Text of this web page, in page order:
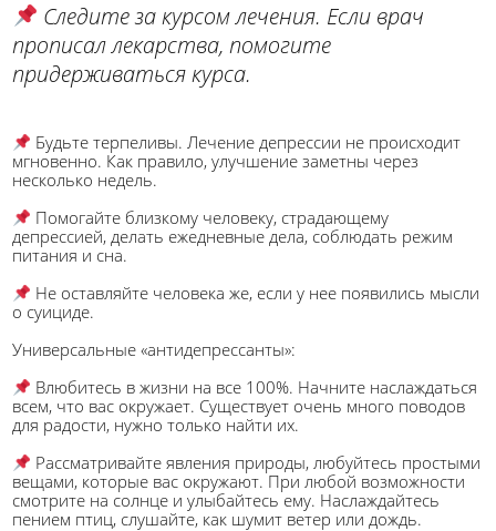
Следите за курсом лечения. Если врач
прописал лекарства, помогите
придерживаться курса.
Будьте терпеливы. Лечение депрессии не происходит
мгновенно. Как правило, улучшение заметны через
несколько недель.
Помогайте близкому человеку, страдающему
депрессией, делать ежедневные дела, соблюдать режим
питания и сна.
Не оставляйте человека же, если у нее появились мысли
о суициде.
Универсальные «антидепрессанты»:
Влюбитесь в жизни на все 100%. Начните наслаждаться
всем, что вас окружает. Существует очень много поводов
для радости, нужно только найти их.
Рассматривайте явления природы, любуйтесь простыми
вещами, которые вас окружают. При любой возможности
смотрите на солнце и улыбайтесь ему. Наслаждайтесь
пением птиц, слушайте, как шумит ветер или дождь.